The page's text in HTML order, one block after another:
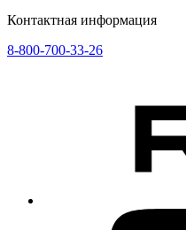
Контактная информация
8-800-700-33-26